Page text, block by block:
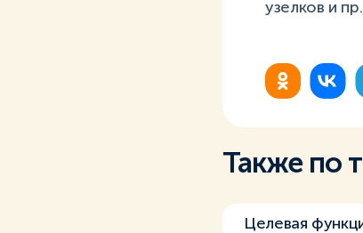
узелков и
Также по
Целевая